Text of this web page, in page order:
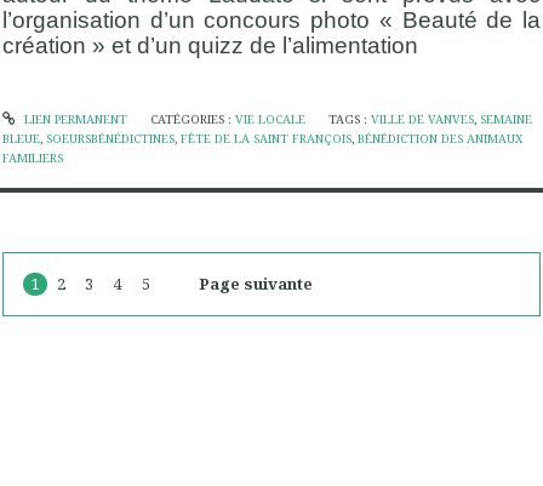
l’organisation d’un concours photo « Beauté de la
création » et d’un quizz de l’alimentation
LIEN PERMANENT CATÉGORIES : VIE LOCALE TAGS :VILLE DE VANVES, SEMAINE
BLEUE, SOEURSBÉNÉDICTINES, FÊTE DE LA SAINT FRANÇOIS, BÉNÉDICTION DES ANIMAUX
FAMILIERS
1 2 3 4 5 Page suivante